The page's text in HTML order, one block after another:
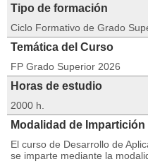
Tipo de formación
Ciclo Formativo de Grado
Temática del Curso
FP Grado Superior 2026
Horas de estudio
2000 h.
Modalidad de Impartición
El curso de Desarrollo de
se imparte mediante la